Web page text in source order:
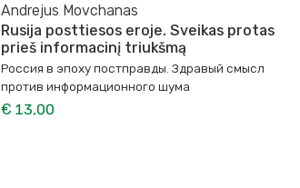
Andrejus Movchanas
Rusija posttiesos eroje. Sveikas protas
prieš informacinį triukšmą
Россия в эпоху постправды. Здравый смысл
против информационного шума
€ 13,00